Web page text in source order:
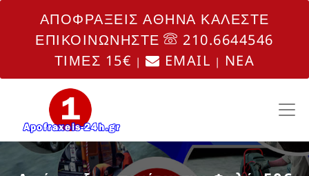
ΑΠΟΦΡΑΞΕΙΣ ΑΘΗΝΑ ΚΑΛΕΣΤΕ
ΕΠΙΚΟΙΝΩΝΗΣΤΕ
210.6644546
ΤΙΜΕΣ 15€ | EMAIL | NEA